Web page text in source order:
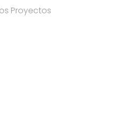
Proyectos